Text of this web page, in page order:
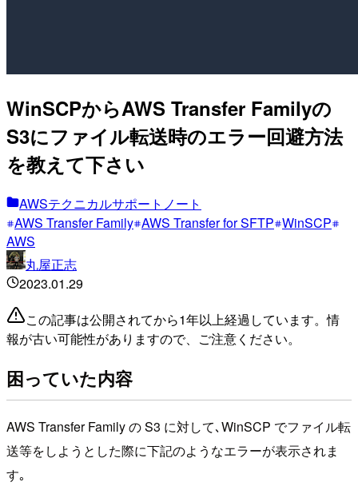
WinSCPからAWS Transfer Familyの
S3にファイル転送時のエラー回避方法
を教えて下さい
AWSテクニカルサポートノート
AWS Transfer Family AWS Transfer for SFTP WinSCP
AWS
丸屋正志
2023.01.29
この記事は公開されてから1年以上経過しています。情
報が古い可能性がありますので、ご注意ください。
困っていた内容
AWS Transfer Family の S3 に対して､WinSCP でファイル転
送等をしようとした際に下記のようなエラーが表示されま
す｡